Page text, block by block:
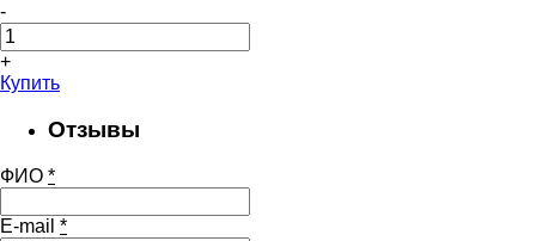
-
+
Купить
Отзывы
ФИО *
E-mail *